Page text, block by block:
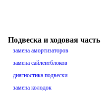
Подвеска и ходовая часть
замена амортизаторов
замена сайлентблоков
диагностика подвески
замена колодок